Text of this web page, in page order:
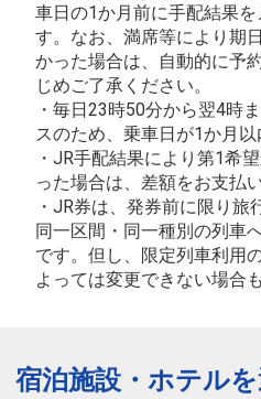
車日の1か月前に手配結果
す。なお、満席等により期
かった場合は、自動的に予
じめご了承ください。
・毎日23時50分から翌4時
スのため、乗車日が1か月以
・JR手配結果により第1希
った場合は、差額をお支払
・JR券は、発券前に限り旅
同一区間・同一種別の列車
です。但し、限定列車利用
よっては変更できない場合
宿泊施設・ホテル